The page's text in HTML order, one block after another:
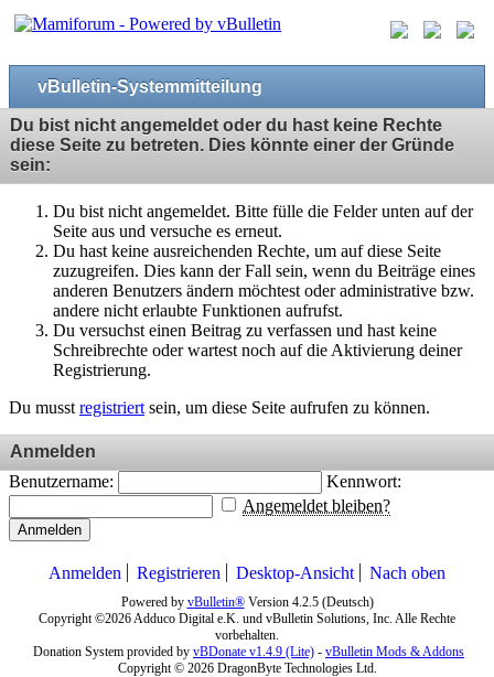
vBulletin-Systemmitteilung
Du bist nicht angemeldet oder du hast keine Rechte
diese Seite zu betreten. Dies könnte einer der Gründe
sein:
Du bist nicht angemeldet. Bitte fülle die Felder unten auf der
Seite aus und versuche es erneut.
Du hast keine ausreichenden Rechte, um auf diese Seite
zuzugreifen. Dies kann der Fall sein, wenn du Beiträge eines
anderen Benutzers ändern möchtest oder administrative bzw.
andere nicht erlaubte Funktionen aufrufst.
Du versuchst einen Beitrag zu verfassen und hast keine
Schreibrechte oder wartest noch auf die Aktivierung deiner
Registrierung.
Du musst registriert sein, um diese Seite aufrufen zu können.
Anmelden
Benutzername:
Kennwort:
Angemeldet bleiben?
Anmelden
Anmelden Registrieren Desktop-Ansicht Nach oben
Powered by vBulletin®Version 4.2.5 (Deutsch)
Copyright ©2026 Adduco Digital e.K. und vBulletin Solutions, Inc. Alle Rechte
vorbehalten.
Donation System provided by vBDonate v1.4.9 (Lite) - vBulletin Mods & Addons
Copyright © 2026 DragonByte Technologies Ltd.